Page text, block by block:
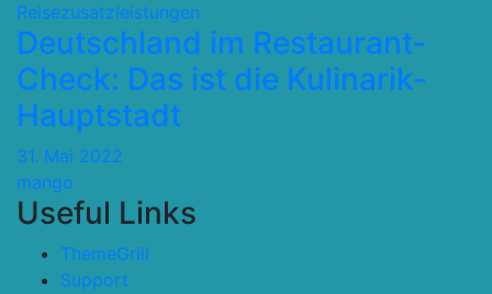
Reisezusatzleistungen
Deutschland im Restaurant-
Check: Das ist die Kulinarik-
Hauptstadt
31. Mai 2022
mango
Useful Links
ThemeGrill
Support